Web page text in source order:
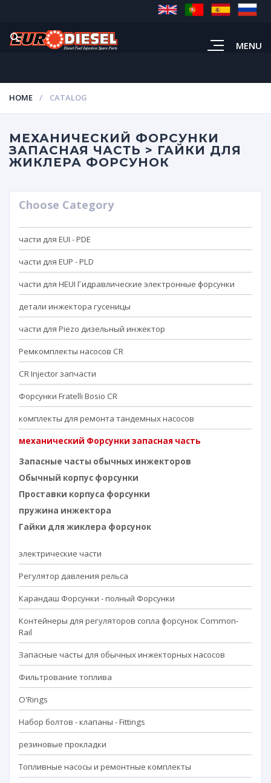
MENU
HOME CATALOG
МЕХАНИЧЕСКИЙ ФОРСУНКИ
ЗАПАСНАЯ ЧАСТЬ > ГАЙКИ ДЛЯ
ЖИКЛЕРА ФОРСУНОК
Choose Category
части для EUI - PDE
части для EUP - PLD
части для HEUI Гидравлические электронные форсунки
детали инжектора гусеницы
части для Piezo дизельный инжектор
Ремкомплекты насосов CR
CR Injector запчасти
Форсунки Fratelli Bosio CR
комплекты для ремонта тандемных насосов
механический Форсунки запасная часть
Запасные часты обычных инжекторов
Обычный корпус форсунки
Проставки корпуса форсунки
пружина инжектора
Гайки для жиклера форсунок
электрические части
Регулятор давления рельса
Карандаш Форсунки - полный Форсунки
Контейнеры для регуляторов сопла форсунок Common-
Rail
Запасные часты для обычных инжекторных насосов
Фильтрование топлива
O'Rings
Набор болтов - клапаны - Fittings
резиновые прокладки
Топливные насосы и ремонтные комплекты